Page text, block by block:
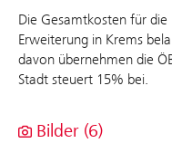
Die Gesamtkosten für
Erweiterung in Krems
davon übernehmen die
Stadt steuert 15% bei.
Bilder (6)